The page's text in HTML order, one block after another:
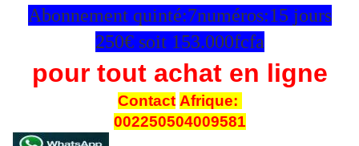
Abonnement quinté:7numéros:15 jours
250€ soit 153.000fcfa
pour tout achat en ligne
Contact Afrique:
002250504009581